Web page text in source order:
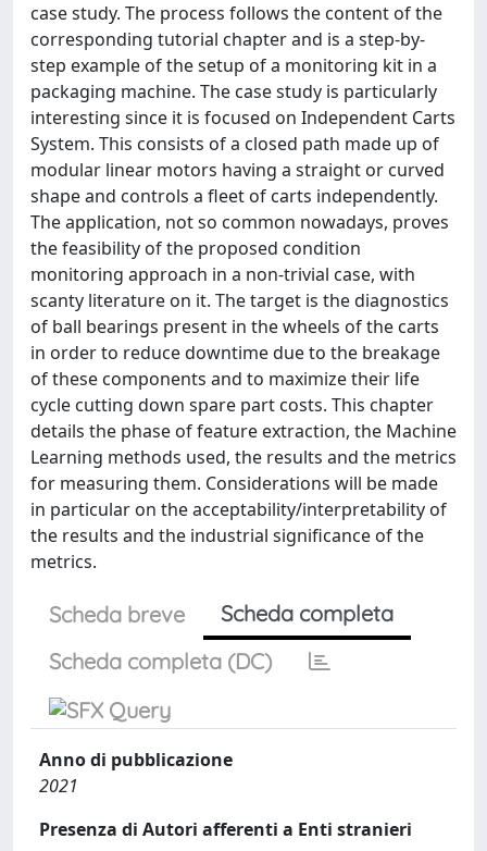
case study. The process follows the content of the
corresponding tutorial chapter and is a step-by-
step example of the setup of a monitoring kit in a
packaging machine. The case study is particularly
interesting since it is focused on Independent Carts
System. This consists of a closed path made up of
modular linear motors having a straight or curved
shape and controls a fleet of carts independently.
The application, not so common nowadays, proves
the feasibility of the proposed condition
monitoring approach in a non-trivial case, with
scanty literature on it. The target is the diagnostics
of ball bearings present in the wheels of the carts
in order to reduce downtime due to the breakage
of these components and to maximize their life
cycle cutting down spare part costs. This chapter
details the phase of feature extraction, the Machine
Learning methods used, the results and the metrics
for measuring them. Considerations will be made
in particular on the acceptability/interpretability of
the results and the industrial significance of the
metrics.
Scheda breve
Scheda completa
Scheda completa (DC)
Anno di pubblicazione
2021
Presenza di Autori afferenti a Enti stranieri